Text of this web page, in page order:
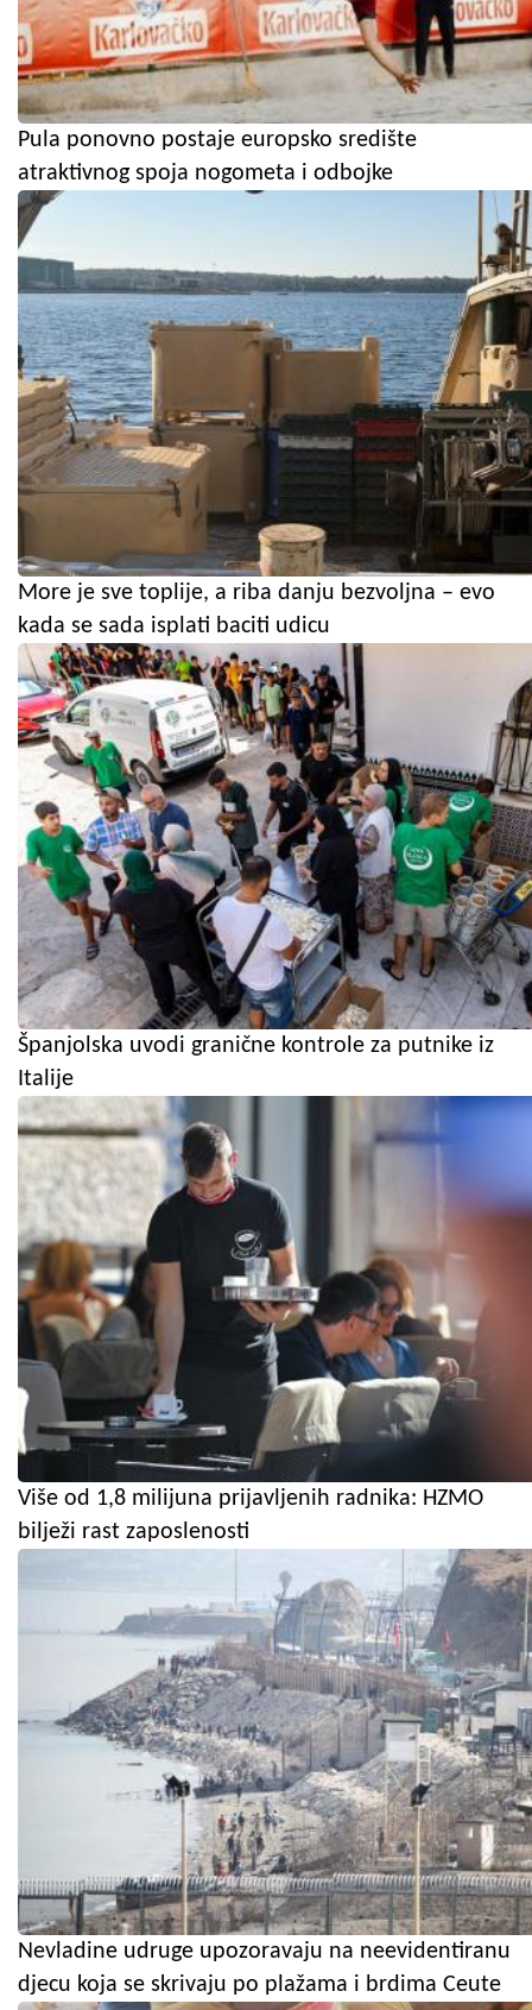
Pula ponovno postaje europsko središte
atraktivnog spoja nogometa i odbojke
More je sve toplije, a riba danju bezvoljna – evo
kada se sada isplati baciti udicu
Španjolska uvodi granične kontrole za putnike iz
Italije
Više od 1,8 milijuna prijavljenih radnika: HZMO
bilježi rast zaposlenosti
Nevladine udruge upozoravaju na neevidentiranu
djecu koja se skrivaju po plažama i brdima Ceute